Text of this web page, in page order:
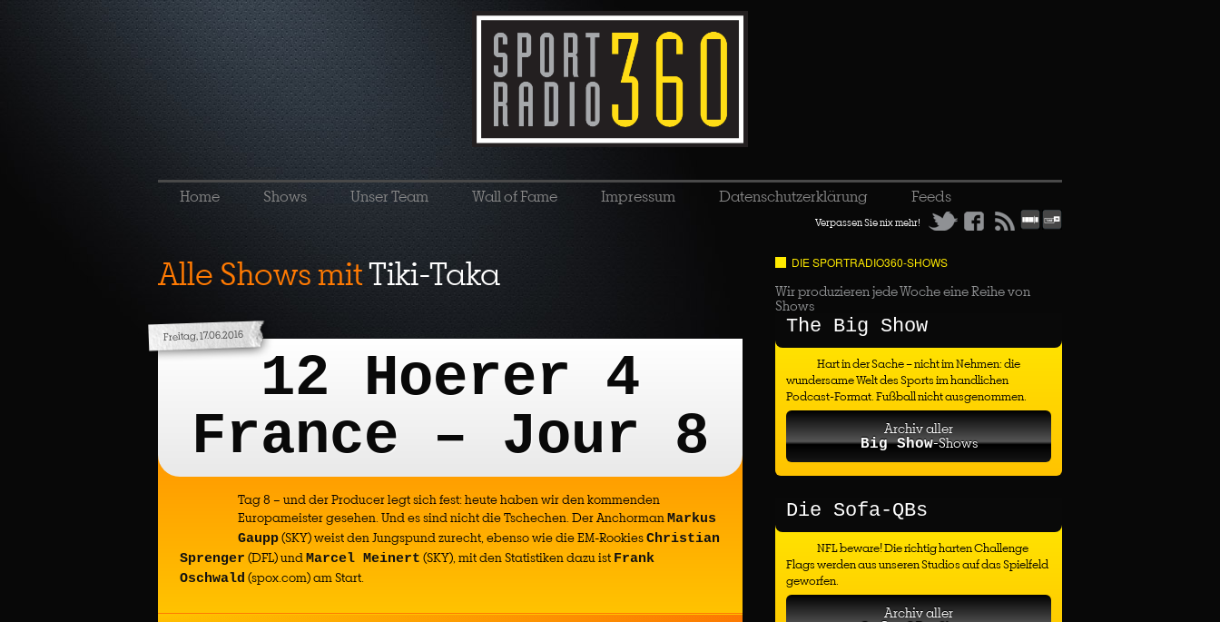
Home Shows Unser Team Wall of Fame Impressum Datenschutzerklärung Feeds
Verpassen Sie nix mehr!
Alle Shows mitTiki-Taka
Freitag, 17.06.2016
12 Hoerer 4
France – Jour 8
Tag 8 – und der Producer legt sich fest: heute haben wir den kommenden
Europameister gesehen. Und es sind nicht die Tschechen. Der AnchormanMarkus
Gaupp(SKY) weist den Jungspund zurecht, ebenso wie die EM-RookiesChristian
Sprenger (DFL) undMarcel Meinert (SKY), mit den Statistiken dazu ist Frank
Oschwald (spox.com) am Start.
DIE SPORTRADIO360-SHOWS
Wir produzieren jede Woche eine Reihe von
Shows
The Big Show
Hart in der Sache – nicht im Nehmen: die
wundersame Welt des Sports im handlichen
Podcast-Format. Fußball nicht ausgenommen.
Archiv aller
Big Show-Shows
Die Sofa-QBs
NFL beware! Die richtig harten Challenge
Flags werden aus unseren Studios auf das Spielfeld
geworfen.
Archiv aller